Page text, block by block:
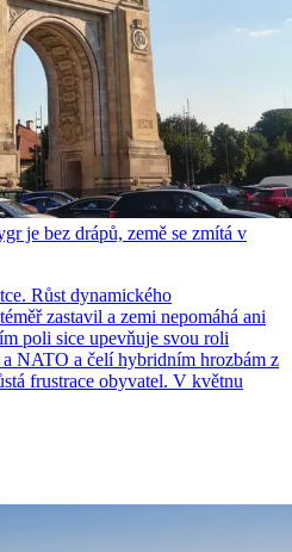
je bez drápů, země se zmítá v
Růst dynamického
zastavil a zemi nepomáhá ani
poli sice upevňuje svou roli
NATO a čelí hybridním hrozbám z
frustrace obyvatel. V květnu